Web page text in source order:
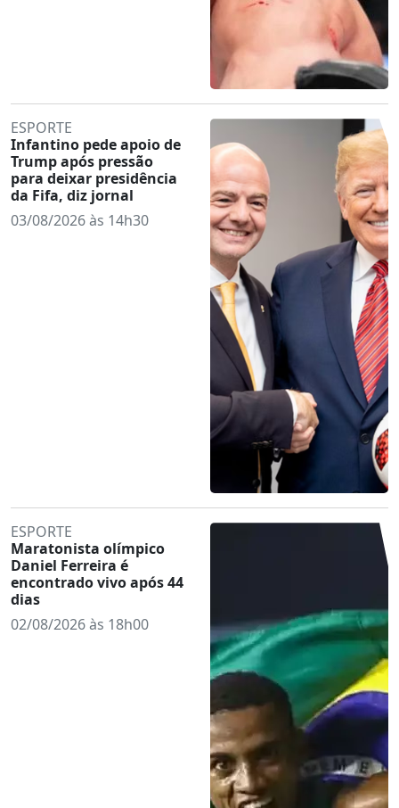
ESPORTE
Infantino pede apoio de
Trump após pressão
para deixar presidência
da Fifa, diz jornal
03/08/2026 às 14h30
ESPORTE
Maratonista olímpico
Daniel Ferreira é
encontrado vivo após 44
dias
02/08/2026 às 18h00